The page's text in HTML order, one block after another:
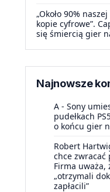
„Około 90%
kopie cyfrowe”.
się śmiercią gier
Najnowsze
A - Sony
pudełkach
o końcu gier
Robert
chce zwracać
Firma uważa,
„otrzymali
zapłacili”